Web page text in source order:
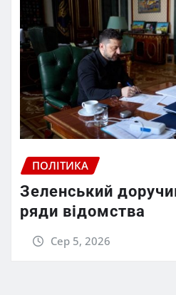
ПОЛІТИКА
Зеленський
ряди відомства
Сер 5, 2026